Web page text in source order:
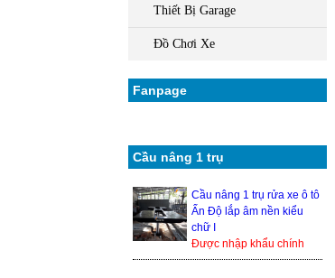
Thiết Bị Garage
Đồ Chơi Xe
Fanpage
Cầu nâng 1 trụ
Cầu nâng 1 trụ rửa xe ô tô
Ấn Độ lắp âm nền kiểu
chữ I
Được nhập khẩu chính
hãng từ Ấn Độ, nên độ